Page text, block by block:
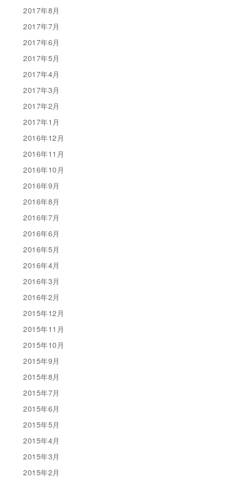
2017年8月
2017年7月
2017年6月
2017年5月
2017年4月
2017年3月
2017年2月
2017年1月
2016年12月
2016年11月
2016年10月
2016年9月
2016年8月
2016年7月
2016年6月
2016年5月
2016年4月
2016年3月
2016年2月
2015年12月
2015年11月
2015年10月
2015年9月
2015年8月
2015年7月
2015年6月
2015年5月
2015年4月
2015年3月
2015年2月